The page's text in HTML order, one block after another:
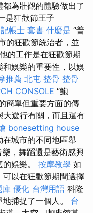
為壯觀的體驗做出了
是狂歡節王子
記帳士 套書 什麼是 “普
的狂歡節統治者，並
他的工作是在狂歡節期
娛樂的重要性，以娛
推薦 北屯 整骨 整骨
CONSOLE “鮑
簡單但重要方面的傳
大遊行有關，而且還有
bonesetting house
城市的不同地區舉
樂，舞蹈還是藝術感興
娛樂。 按摩教學 如
以在狂歡節期間選擇
庫 優化 台灣用語 科隆
捕捉了一個人。 台